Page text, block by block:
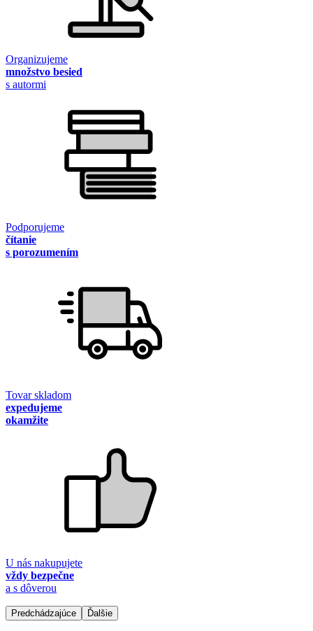
Organizujeme
množstvo besied
s autormi
Podporujeme
čítanie
s porozumením
Tovar skladom
expedujeme
okamžite
U nás nakupujete
vždy bezpečne
a s dôverou
Predchádzajúce Ďalšie